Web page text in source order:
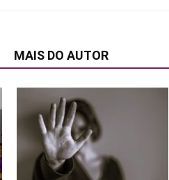
MAIS DO AUTOR